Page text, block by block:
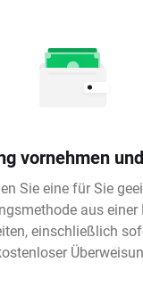
vornehmen
Sie eine für Sie
aus einer
einschließlich